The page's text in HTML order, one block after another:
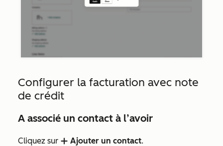
Configurer la facturation avec note
de crédit
A associé un contact à l’avoir
Cliquez sur add Ajouter un contact.